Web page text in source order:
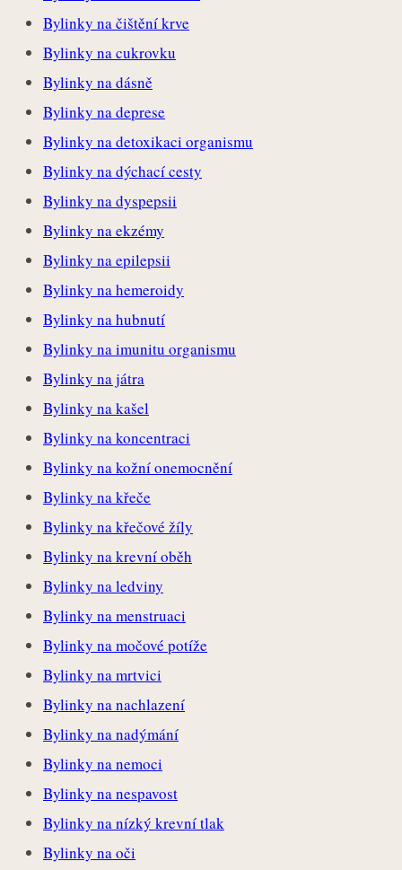
Bylinky na čištění krve
Bylinky na cukrovku
Bylinky na dásně
Bylinky na deprese
Bylinky na detoxikaci organismu
Bylinky na dýchací cesty
Bylinky na dyspepsii
Bylinky na ekzémy
Bylinky na epilepsii
Bylinky na hemeroidy
Bylinky na hubnutí
Bylinky na imunitu organismu
Bylinky na játra
Bylinky na kašel
Bylinky na koncentraci
Bylinky na kožní onemocnění
Bylinky na křeče
Bylinky na křečové žíly
Bylinky na krevní oběh
Bylinky na ledviny
Bylinky na menstruaci
Bylinky na močové potíže
Bylinky na mrtvici
Bylinky na nachlazení
Bylinky na nadýmání
Bylinky na nemoci
Bylinky na nespavost
Bylinky na nízký krevní tlak
Bylinky na oči